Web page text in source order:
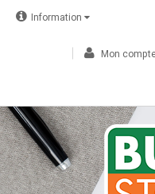
Information
Mon